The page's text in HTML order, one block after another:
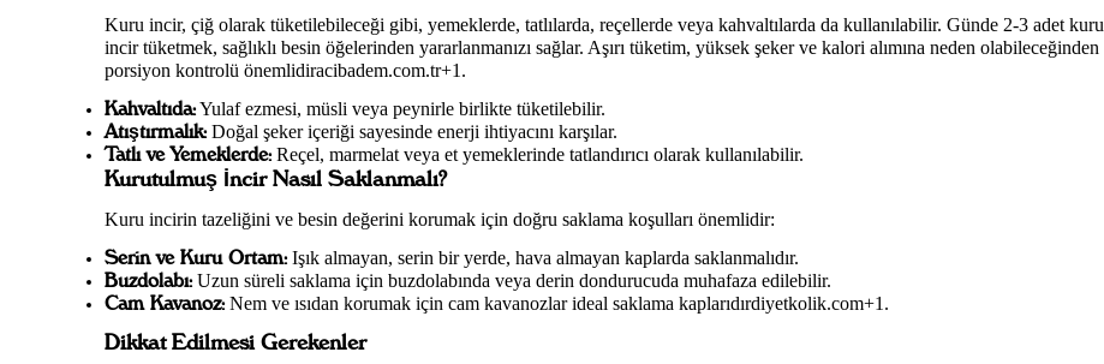
Kuru incir, çiğ olarak tüketilebileceği gibi, yemeklerde, tatlılarda, reçellerde veya kahvaltılarda da kullanılabilir. Günde 2-3 adet kuru
incir tüketmek, sağlıklı besin öğelerinden yararlanmanızı sağlar. Aşırı tüketim, yüksek şeker ve kalori alımına neden olabileceğinden
porsiyon kontrolü önemlidiracibadem.com.tr+1.
Kahvaltıda:Yulaf ezmesi, müsli veya peynirle birlikte tüketilebilir.
Atıştırmalık:Doğal şeker içeriği sayesinde enerji ihtiyacını karşılar.
Tatlı ve Yemeklerde:Reçel, marmelat veya et yemeklerinde tatlandırıcı olarak kullanılabilir.
Kurutulmuş İncir Nasıl Saklanmalı?
Kuru incirin tazeliğini ve besin değerini korumak için doğru saklama koşulları önemlidir:
Serin ve Kuru Ortam:Işık almayan, serin bir yerde, hava almayan kaplarda saklanmalıdır.
Buzdolabı:Uzun süreli saklama için buzdolabında veya derin dondurucuda muhafaza edilebilir.
Cam Kavanoz:Nem ve ısıdan korumak için cam kavanozlar ideal saklama kaplarıdırdiyetkolik.com+1.
Dikkat Edilmesi Gerekenler